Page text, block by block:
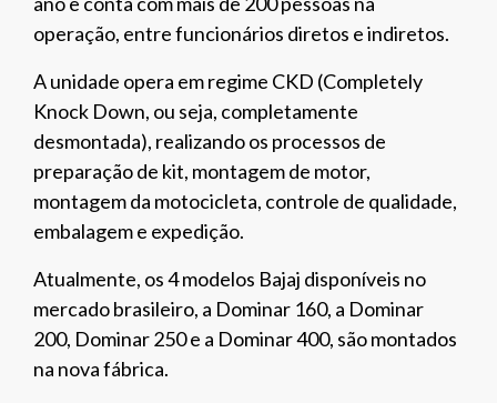
operação, entre funcionários diretos e indiretos.
A unidade opera em regime CKD (Completely
Knock Down, ou seja, completamente
desmontada), realizando os processos de
preparação de kit, montagem de motor,
montagem da motocicleta, controle de qualidade,
embalagem e expedição.
Atualmente, os 4 modelos Bajaj disponíveis no
mercado brasileiro, a Dominar 160, a Dominar
200, Dominar 250 e a Dominar 400, são montados
na nova fábrica.